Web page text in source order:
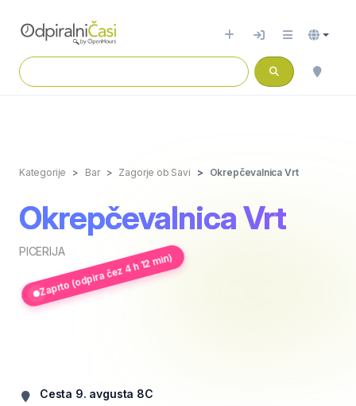
Kategorije Bar Zagorje ob Savi Okrepčevalnica Vrt
Okrepčevalnica Vrt
PICERIJA
Zaprto (odpira čez 4 h 12 min)
Cesta 9. avgusta 8C